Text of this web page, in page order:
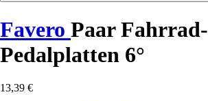
Favero Paar Fahrrad-
Pedalplatten 6°
13,39 €